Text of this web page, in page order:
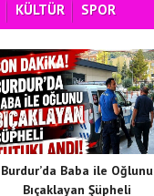
KÜLTÜR SPOR
Burdur’da Baba ile Oğlunu
Bıçaklayan Şüpheli